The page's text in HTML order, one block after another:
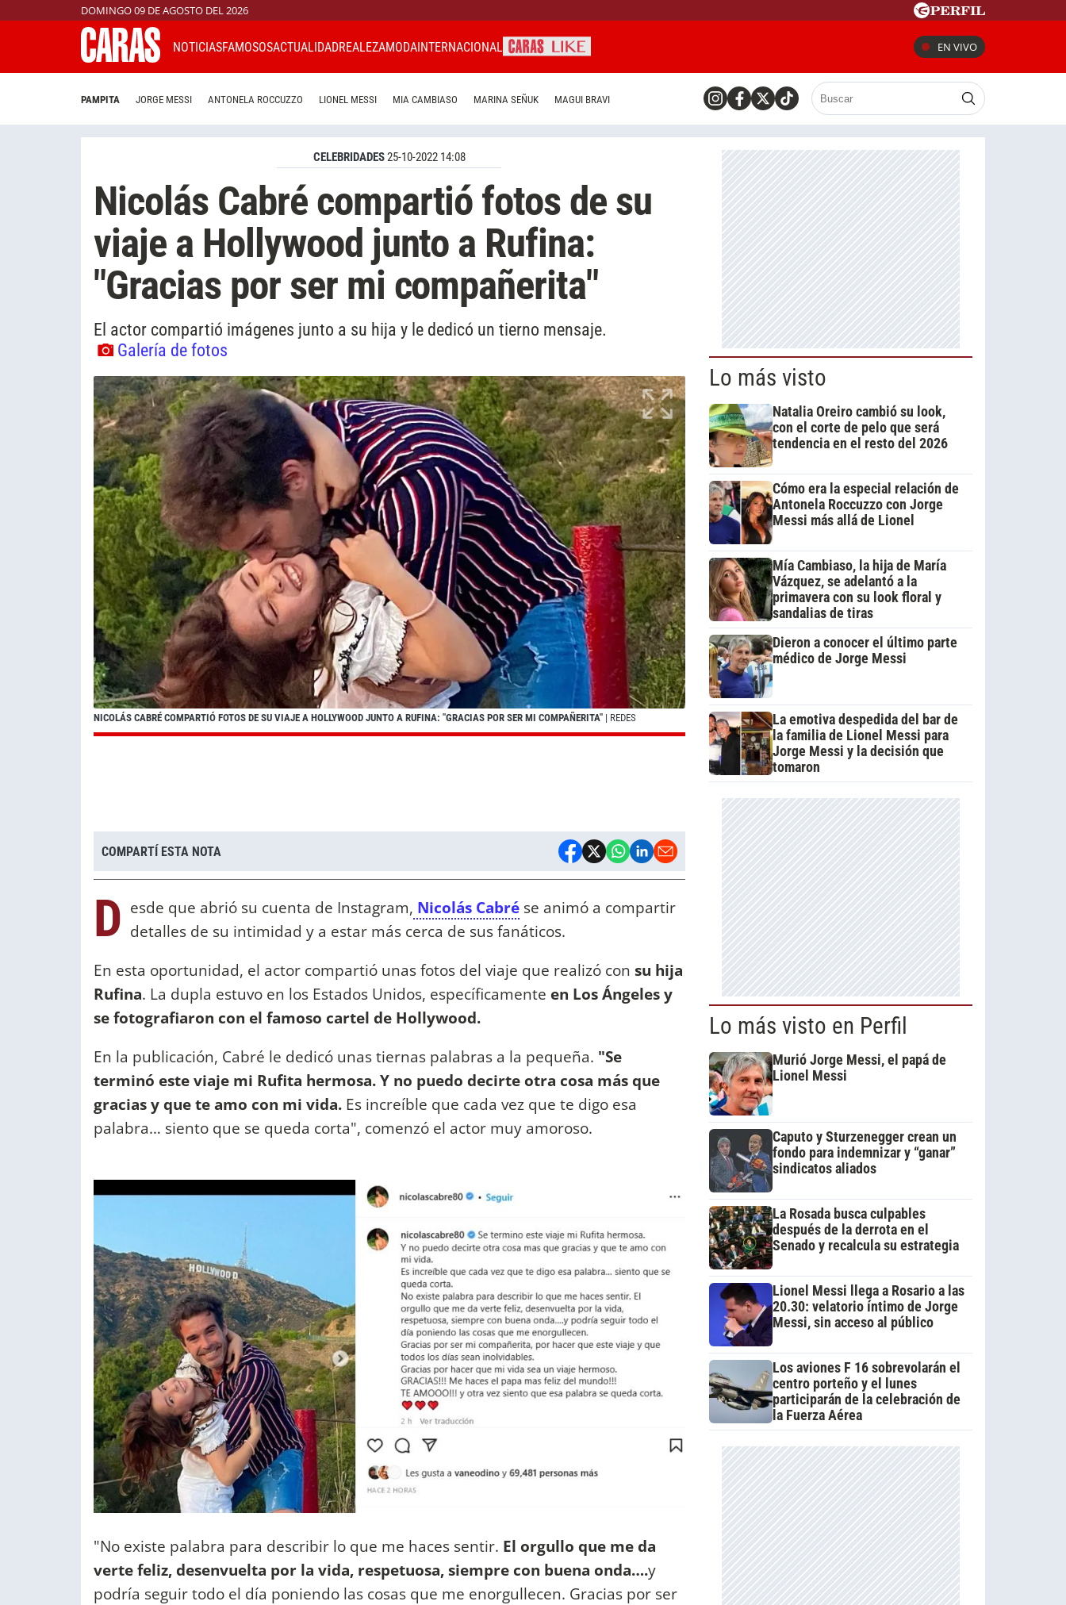
DOMINGO 09 DE AGOSTO DEL 2026
NOTICIASFAMOSOSACTUALIDADREALEZAMODAINTERNACIONAL EN VIVO
PAMPITA JORGE MESSI ANTONELA ROCCUZZO LIONEL MESSI MIA CAMBIASO MARINA SEÑUK MAGUI BRAVI
CELEBRIDADES25-10-2022 14:08
Nicolás Cabré compartió fotos de su
viaje a Hollywood junto a Rufina:
"Gracias por ser mi compañerita"
El actor compartió imágenes junto a su hija y le dedicó un tierno mensaje.
Galería de fotos
NICOLÁS CABRÉ COMPARTIÓ FOTOS DE SU VIAJE A HOLLYWOOD JUNTO A RUFINA: "GRACIAS POR SER MI COMPAÑERITA" | REDES
COMPARTÍ ESTA NOTA
D esde que abrió su cuenta de Instagram, Nicolás Cabré se animó a compartir
detalles de su intimidad y a estar más cerca de sus fanáticos.
En esta oportunidad, el actor compartió unas fotos del viaje que realizó con su hija
Rufina. La dupla estuvo en los Estados Unidos, específicamente en Los Ángeles y
se fotografiaron con el famoso cartel de Hollywood.
En la publicación, Cabré le dedicó unas tiernas palabras a la pequeña. "Se
terminó este viaje mi Rufita hermosa. Y no puedo decirte otra cosa más que
gracias y que te amo con mi vida. Es increíble que cada vez que te digo esa
palabra… siento que se queda corta", comenzó el actor muy amoroso.
"No existe palabra para describir lo que me haces sentir. El orgullo que me da
verte feliz, desenvuelta por la vida, respetuosa, siempre con buena onda….y
podría seguir todo el día poniendo las cosas que me enorgullecen. Gracias por ser
Lo más visto
Natalia Oreiro cambió su look,
con el corte de pelo que será
tendencia en el resto del 2026
Cómo era la especial relación de
Antonela Roccuzzo con Jorge
Messi más allá de Lionel
Mía Cambiaso, la hija de María
Vázquez, se adelantó a la
primavera con su look floral y
sandalias de tiras
Dieron a conocer el último parte
médico de Jorge Messi
La emotiva despedida del bar de
la familia de Lionel Messi para
Jorge Messi y la decisión que
tomaron
Lo más visto en Perfil
Murió Jorge Messi, el papá de
Lionel Messi
Caputo y Sturzenegger crean un
fondo para indemnizar y “ganar”
sindicatos aliados
La Rosada busca culpables
después de la derrota en el
Senado y recalcula su estrategia
Lionel Messi llega a Rosario a las
20.30: velatorio íntimo de Jorge
Messi, sin acceso al público
Los aviones F 16 sobrevolarán el
centro porteño y el lunes
participarán de la celebración de
la Fuerza Aérea